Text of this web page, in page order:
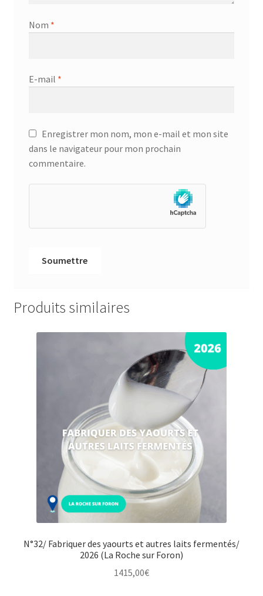
Nom *
E-mail *
Enregistrer mon nom, mon e-mail et mon site
dans le navigateur pour mon prochain
commentaire.
Produits similaires
N°32/ Fabriquer des yaourts et autres laits fermentés/
2026 (La Roche sur Foron)
1415,00€